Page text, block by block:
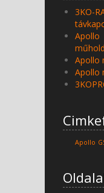
3KO-
Apollo
Apollo
Apollo